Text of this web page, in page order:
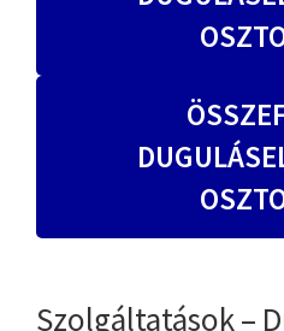
Szolgáltatások –